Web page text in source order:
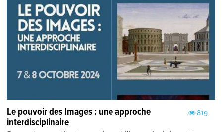
819
Le pouvoir des Images : une approche
interdisciplinaire